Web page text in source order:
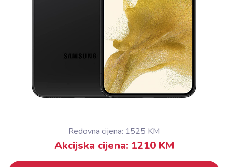
Redovna cijena: 1525 KM
Akcijska cijena: 1210 KM